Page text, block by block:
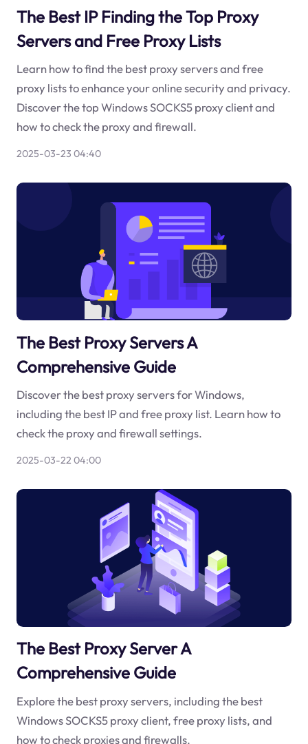
The Best IP Finding the Top Proxy
Servers and Free Proxy Lists
Learn how to find the best proxy servers and free
proxy lists to enhance your online security and privacy.
Discover the top Windows SOCKS5 proxy client and
how to check the proxy and firewall.
2025-03-23 04:40
The Best Proxy Servers A
Comprehensive Guide
Discover the best proxy servers for Windows,
including the best IP and free proxy list. Learn how to
check the proxy and firewall settings.
2025-03-22 04:00
The Best Proxy Server A
Comprehensive Guide
Explore the best proxy servers, including the best
Windows SOCKS5 proxy client, free proxy lists, and
how to check proxies and firewalls.